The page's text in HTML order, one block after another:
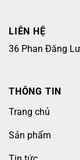
LIÊN HỆ
36 Phan Đăng
THÔNG TIN
Trang chủ
Sản phẩm